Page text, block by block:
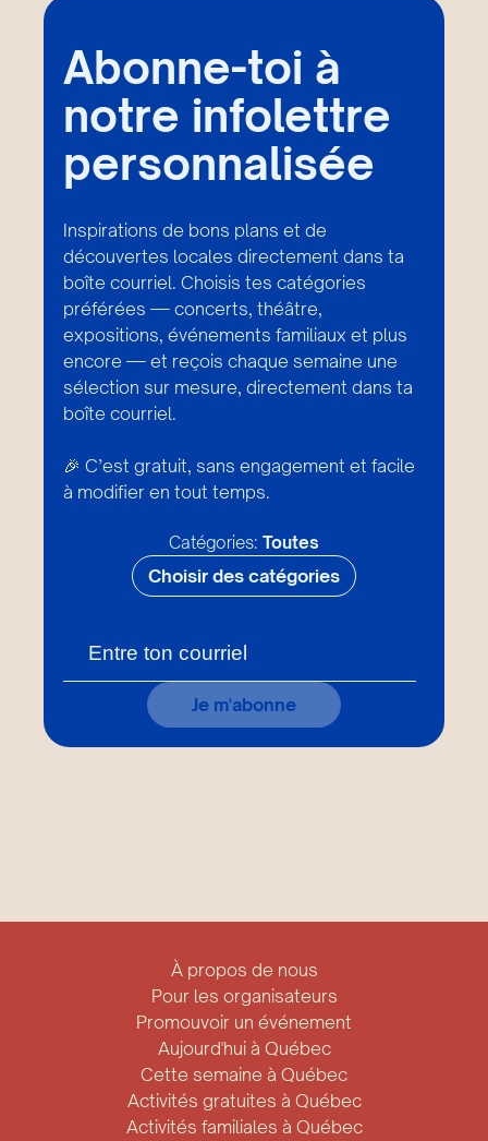
Abonne-toi à
notre infolettre
personnalisée
Inspirations de bons plans et de
découvertes locales directement dans ta
boîte courriel. Choisis tes catégories
préférées — concerts, théâtre,
expositions, événements familiaux et plus
encore — et reçois chaque semaine une
sélection sur mesure, directement dans ta
boîte courriel.
🎉 C’est gratuit, sans engagement et facile
à modifier en tout temps.
Catégories: Toutes
Choisir des catégories
Je m'abonne
À propos de nous
Pour les organisateurs
Promouvoir un événement
Aujourd'hui à Québec
Cette semaine à Québec
Activités gratuites à Québec
Activités familiales à Québec